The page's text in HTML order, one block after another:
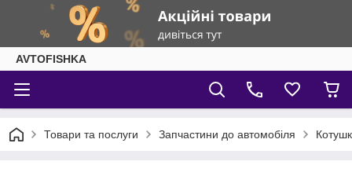
AVTOFISHKA
Товари та послуги Запчастини до автомобіля